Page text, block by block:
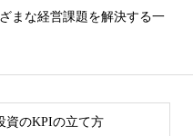
まな経営課題を解決する一
資のKPIの立て方